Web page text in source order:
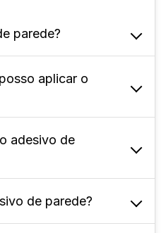
parede?
feito de vinil
à água, ideal para
e externos.
aplicar o
lisas e
em superfícies
a aderência.
adesivo de
de 3 a 5 anos,
e as
de parede?